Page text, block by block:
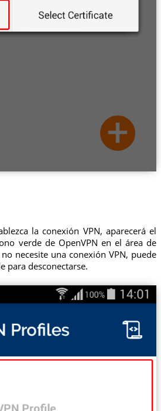
la conexión VPN, aparecerá el
verde de OpenVPN en el área de
necesite una conexión VPN, puede
para desconectarse.